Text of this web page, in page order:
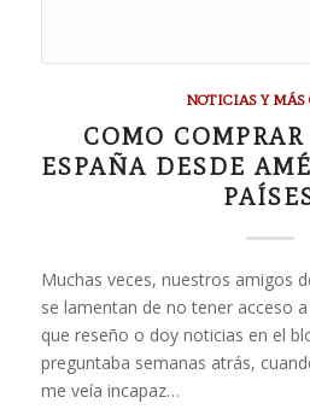
NOTICIAS Y MÁS
COMO
ESPAÑA DESDE
Muchas veces, nuestros amigos
se lamentan de no tener acceso
que reseño o doy noticias en el
preguntaba semanas atrás,
me veía incapaz…